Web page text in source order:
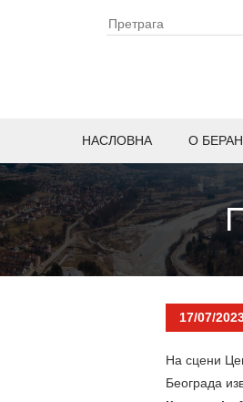
НАСЛОВНА O
17/07/
На сцени
Београда